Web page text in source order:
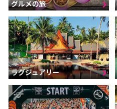
グルメの旅
ラグジュアリー